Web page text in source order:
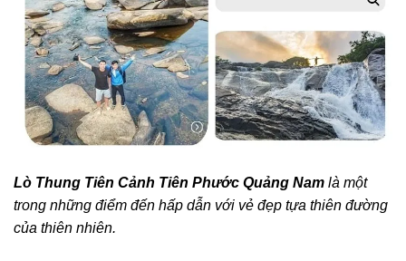
Lò Thung Tiên Cảnh Tiên Phước Quảng Nam là một
trong những điểm đến hấp dẫn với vẻ đẹp tựa thiên đường
của thiên nhiên.